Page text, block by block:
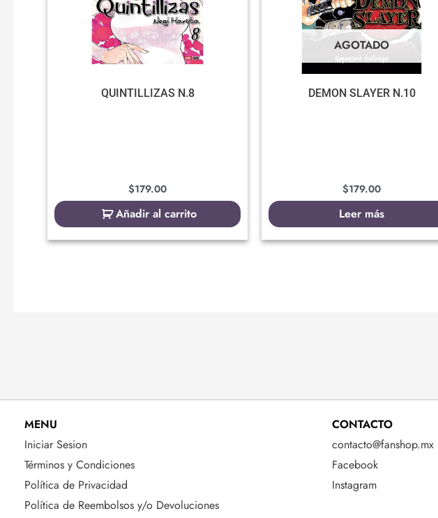
QUINTILLIZAS N.8
$179.00
Añadir al carrito
AGOTADO
DEMON SLAYER N.10
$179.00
Leer más
MENU
Iniciar Sesion
Términos y Condiciones
Política de Privacidad
Política de Reembolsos y/o Devoluciones
CONTACTO
contacto@fanshop.mx
Facebook
Instagram